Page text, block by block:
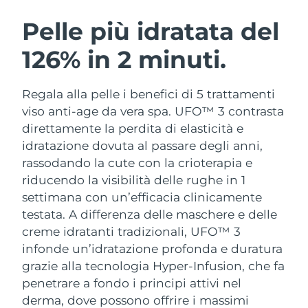
Pelle più idratata del
126% in 2 minuti.
Regala alla pelle i benefici di 5 trattamenti
viso anti-age da vera spa. UFO™ 3 contrasta
direttamente la perdita di elasticità e
idratazione dovuta al passare degli anni,
rassodando la cute con la crioterapia e
riducendo la visibilità delle rughe in 1
settimana con un’efficacia clinicamente
testata. A differenza delle maschere e delle
creme idratanti tradizionali, UFO™ 3
infonde un’idratazione profonda e duratura
grazie alla tecnologia Hyper-Infusion, che fa
penetrare a fondo i principi attivi nel
derma, dove possono offrire i massimi
LUNA™ 4 pacchetto
Anti-aging massage
LUNA™ 4 Plus
Massage, LED heating
LUNA™ 4 Men
For men, anti-aging massage
BEAR™ 2 pacchetto
Microcurrent toning
BEAR™ 2 go
Microcurrent toning on-the-go
BEAR™ 2 eyes & lips
Microcurrent line smoothing device
Idratazione
UFO™ 3 pacchetto
Deep facial hydration
UFO™ 3 LED
Near-infrared and red light therapy
device
Igiene orale
issa™ 4
Hybrid silicone sonic toothbrush
issa™ 4 plus
Smart hybrid silicone sonic toothbrush
TRATTAMENTI ANTI-AGE FAQ™
Anti-age Trattamenti LED
NEW
Austria Consegna stimata8/8/26
Bahrein Consegna stimata
Belgio
Bermuda Consegna stimata 14/8/26
Bosnia ed
Erzegovina
Consegna stimata
Brunei Consegna stimata13/8/26
Bulgaria Consegna stimata
Canada Consegna stimata12/8/26
Cile Consegna stimata